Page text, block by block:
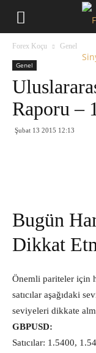
Forex Koçu Genel
Genel
Raporu –
Şubat 13 2015 12:13
Bugün
Dikkat
Önemli pariteler için
satıcılar aşağıdaki
seviyeleri dikkate
GBPUSD:
Satıcılar: 1.5400,